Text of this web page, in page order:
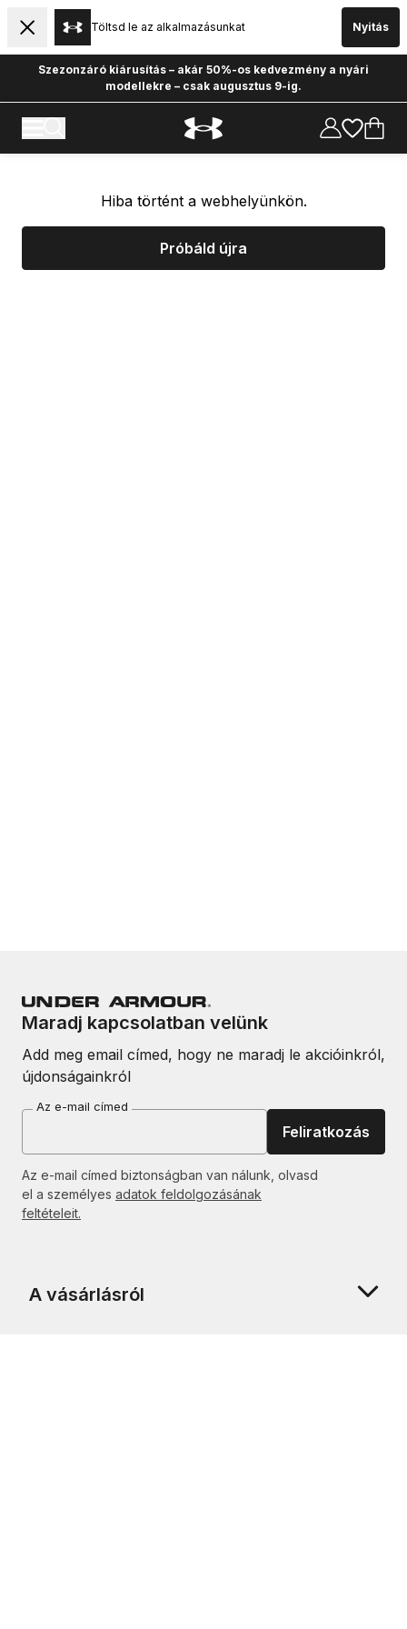
Töltsd le az alkalmazásunkat Nyitás
Szezonzáró kiárusítás – akár 50%-os kedvezmény a nyári
modellekre – csak augusztus 9-ig.
Hiba történt a webhelyünkön.
Próbáld újra
Maradj kapcsolatban velünk
Add meg email címed, hogy ne maradj le akcióinkról,
újdonságainkról
Az e-mail címed
Feliratkozás
Az e-mail címed biztonságban van nálunk, olvasd
el a személyes adatok feldolgozásának
feltételeit.
A vásárlásról